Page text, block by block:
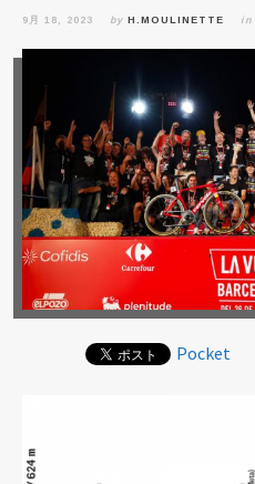
9月 18, 2023 by H.MOULINETTE in
Pocket